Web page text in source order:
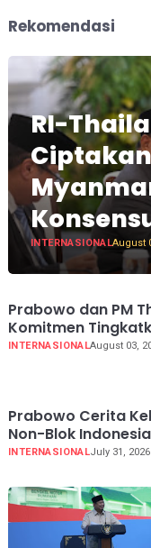
Rekomendasi
RI-
INTERNASIONALAugust
Prabowo dan PM
Komitmen
Perdagangan
INTERNASIONALAugust 03,
Prabowo Cerita
Non-Blok
Dunia
INTERNASIONALJuly 31, 2026